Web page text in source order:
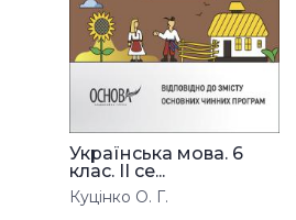
Українська мова. 6
клас. ІІ се...
Куцінко О. Г.